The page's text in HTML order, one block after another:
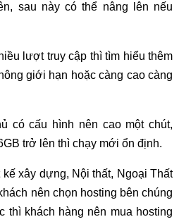
sau này có thể nâng lên nếu
lượt truy cập thì tìm hiểu thêm
giới hạn hoặc càng cao càng
có cấu hình nên cao một chút,
trở lên thì chạy mới ổn định.
xây dựng, Nội thất, Ngoại Thất
nên chọn hosting bên chúng
thì khách hàng nên mua hosting